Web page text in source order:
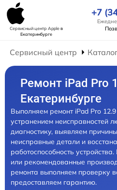
Сервисный центр Appleв
Екатеринбурге
+7
Сервисный центр
Ремонт iPad Pro
Екатеринбурге
Выполняем ремонт iPad Pro
устранением неисправностей
диагностику, выявляем
неисправные детали и
работоспособность
или рекомендованные
ремонта выполняем проверку
предоставляем гарантию.